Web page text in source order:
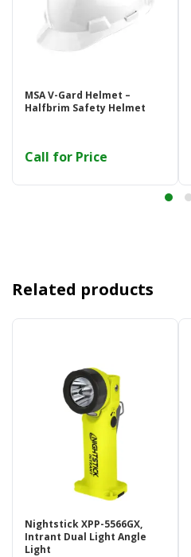
MSA V-Gard Helmet –
Halfbrim Safety Helmet
Call for Price
Related products
Nightstick XPP-5566GX,
Intrant Dual Light Angle
Light